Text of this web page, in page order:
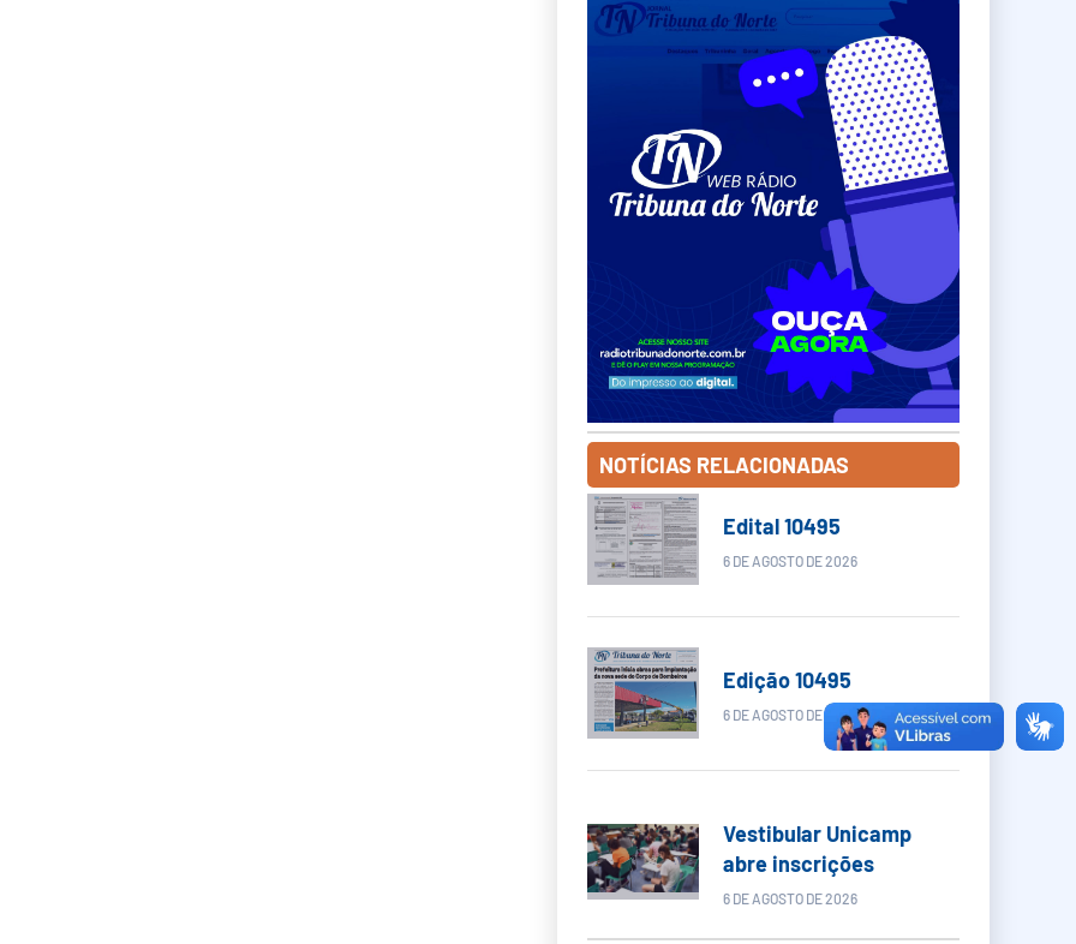
NOTÍCIAS RELACIONADAS
Edital 10495
6 DE AGOSTO DE 2026
Edição 10495
6 DE AGOSTO DE 2026
Vestibular Unicamp
abre inscrições
6 DE AGOSTO DE 2026